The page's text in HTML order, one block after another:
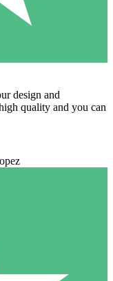
design and
quality and you can